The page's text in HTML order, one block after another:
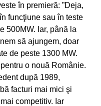
în premieră: ”Deja,
funcţiune sau în teste
500MW. Iar, până la
să ajungem, doar
de peste 1300 MW.
o nouă Românie.
după 1989,
facturi mai mici şi
competitiv. Iar